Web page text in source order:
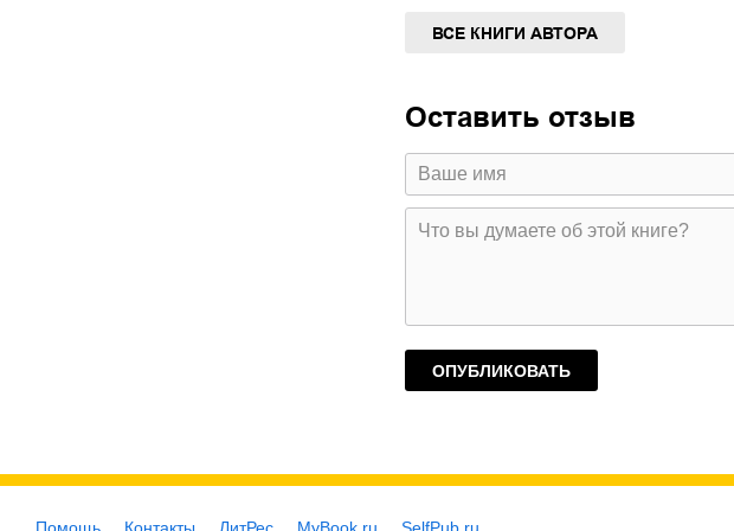
ВСЕ КНИГИ АВТОРА
Оставить отзыв
Помощь Контакты ЛитРес MyBook.ru SelfPub.ru